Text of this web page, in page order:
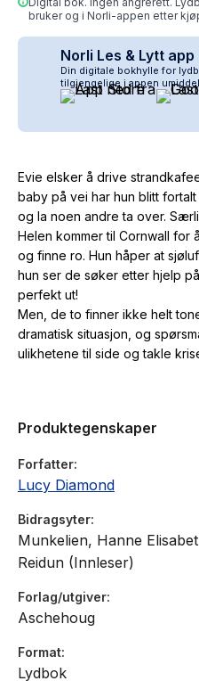
bruker og i Norli-appen etter
Norli Les & Lytt app
Din digitale bokhylle for
tilgjengelige i appen
Evie elsker å drive
baby på vei har hun blitt
og la noen andre ta over.
Helen kommer til Cornwall for
og finne ro. Hun håper at
hun ser de søker etter hjelp
perfekt ut!
Men, de to finner ikke helt
dramatisk situasjon, og
ulikhetene til side og takle
Produktegenskaper
Forfatter
Lucy Diamond
Bidragsyter
Munkelien, Hanne
Reidun (Innleser)
Forlag/utgiver
Aschehoug
Format
Lydbok